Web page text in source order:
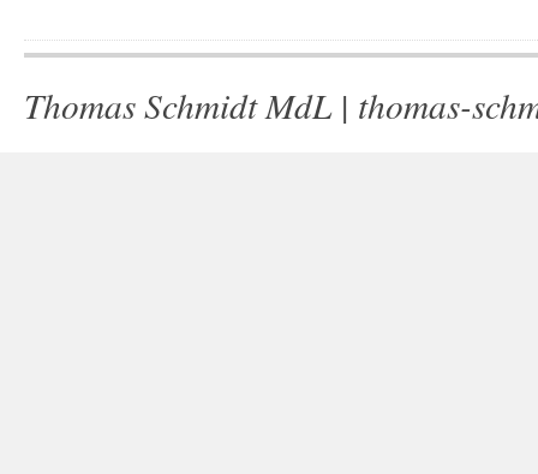
Thomas Schmidt MdL | thomas-